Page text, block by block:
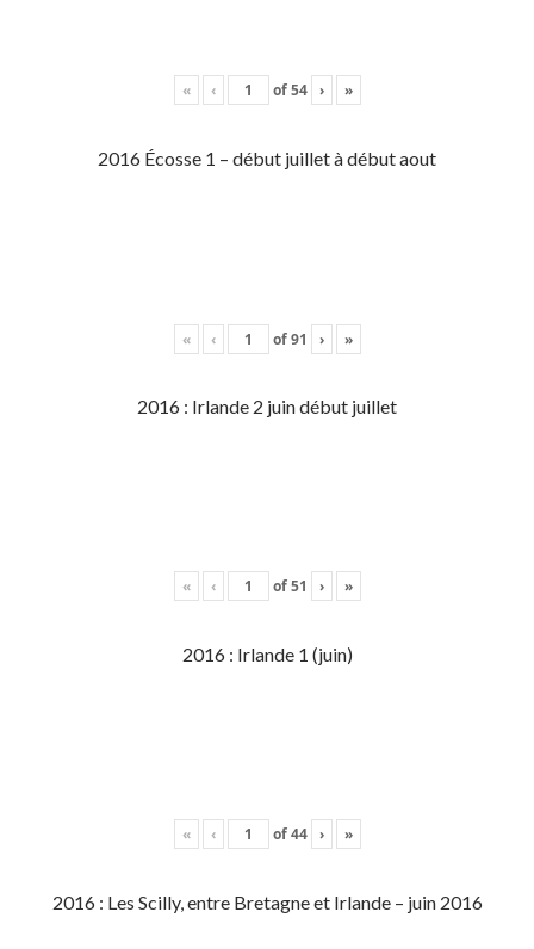
« ‹ of54 › »
2016 Écosse 1 – début juillet à début aout
« ‹ of91 › »
2016 : Irlande 2 juin début juillet
« ‹ of51 › »
2016 : Irlande 1 (juin)
« ‹ of44 › »
2016 : Les Scilly, entre Bretagne et Irlande – juin 2016